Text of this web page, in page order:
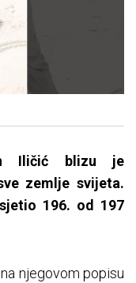
Iličić blizu je
zemlje svijeta.
196. od 197
njegovom popisu